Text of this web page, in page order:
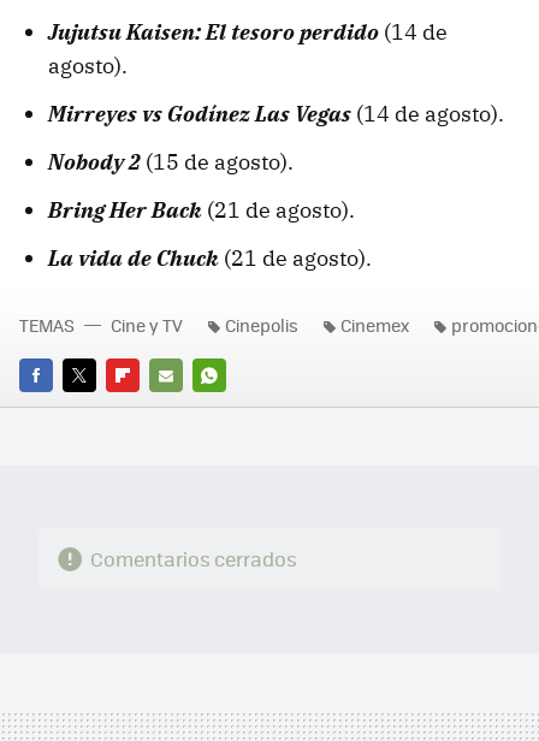
Jujutsu Kaisen: El tesoro perdido (14 de
agosto).
Mirreyes vs Godínez Las Vegas (14 de agosto).
Nobody 2 (15 de agosto).
Bring Her Back (21 de agosto).
La vida de Chuck (21 de agosto).
FACEBOOK
TWITTERFLIPBOARD
E-
WHATSAPP
TEMAS Cine y TV Cinepolis Cinemex
Comentarios cerrados